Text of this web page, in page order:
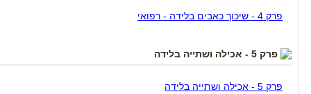
פרק 4 - שיכוך כאבים בלידה - רפואי
פרק 5 - אכילה ושתייה בלידה
פרק 5 - אכילה ושתייה בלידה